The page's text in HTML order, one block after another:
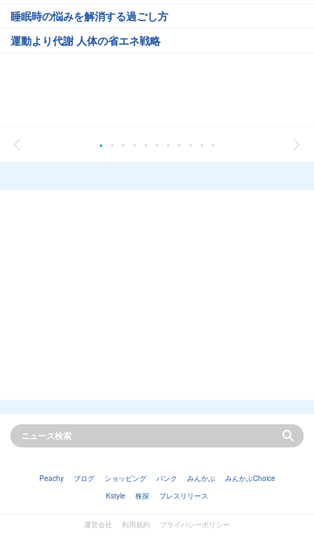
睡眠時の悩みを解消する過ごし方
運動より代謝 人体の省エネ戦略
Peachy ブログ ショッピング バンク みんかぶ
みんかぶChoice
Kstyle
株探 プレスリリース
運営会社 利用規約 プライバシーポリシー